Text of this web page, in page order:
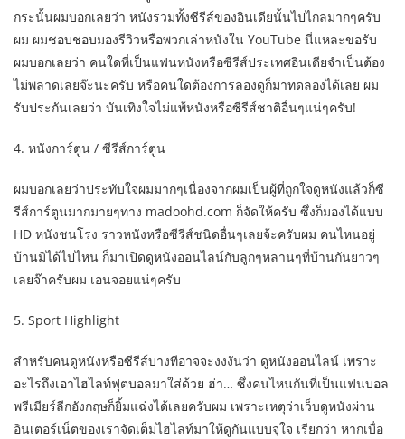
กระนั้นผมบอกเลยว่า หนังรวมทั้งซีรีส์ของอินเดียนั้นไปไกลมากๆครับ
ผม ผมชอบชอบมองรีวิวหรือพวกเล่าหนังใน YouTube นี่แหละขอรับ
ผมบอกเลยว่า คนใดที่เป็นแฟนหนังหรือซีรีส์ประเทศอินเดียจำเป็นต้อง
ไม่พลาดเลยจ๊ะนะครับ หรือคนใดต้องการลองดูก็มาทดลองได้เลย ผม
รับประกันเลยว่า บันเทิงใจไม่แพ้หนังหรือซีรีส์ชาติอื่นๆแน่ๆครับ!
4. หนังการ์ตูน / ซีรีส์การ์ตูน
ผมบอกเลยว่าประทับใจผมมากๆเนื่องจากผมเป็นผู้ที่ถูกใจดูหนังแล้วก็ซี
รีส์การ์ตูนมากมายๆทาง madoohd.com ก็จัดให้ครับ ซึ่งก็มองได้แบบ
HD หนังชนโรง ราวหนังหรือซีรีส์ชนิดอื่นๆเลยจ้ะครับผม คนไหนอยู่
บ้านมิได้ไปไหน ก็มาเปิดดูหนังออนไลน์กับลูกๆหลานๆที่บ้านกันยาวๆ
เลยจ๊าครับผม เอนจอยแน่ๆครับ
5. Sport Highlight
สำหรับคนดูหนังหรือซีรีส์บางทีอาจจะงงงันว่า ดูหนังออนไลน์ เพราะ
อะไรถึงเอาไฮไลท์ฟุตบอลมาใส่ด้วย ฮ่า… ซึ่งคนไหนกันที่เป็นแฟนบอล
พรีเมียร์ลีกอังกฤษก็ยิ้มแฉ่งได้เลยครับผม เพราะเหตุว่าเว็บดูหนังผ่าน
อินเตอร์เน็ตของเราจัดเต็มไฮไลท์มาให้ดูกันแบบจุใจ เรียกว่า หากเบื่อ